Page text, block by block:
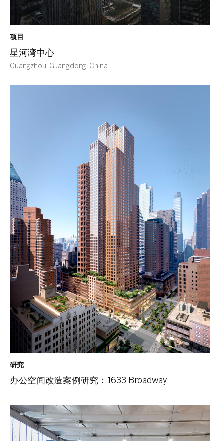
项目
星河湾中心
Guangzhou, Guangdong, China
研究
办公空间改造案例研究：1633 Broadway